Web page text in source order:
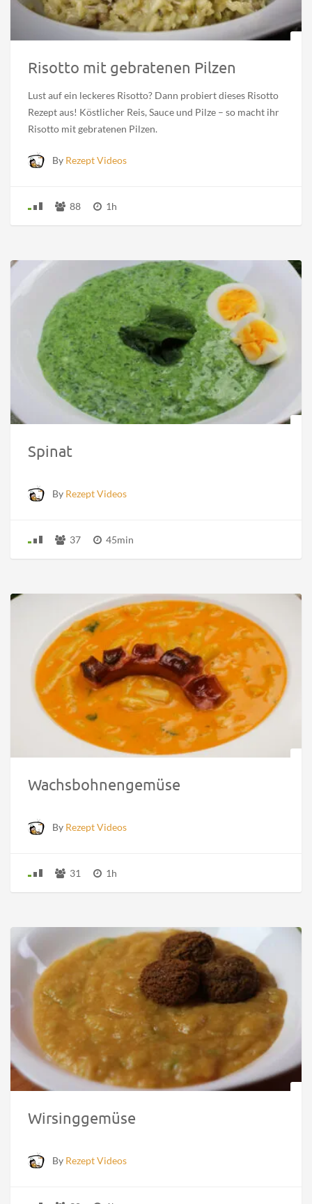
Risotto mit gebratenen Pilzen
Lust auf ein leckeres Risotto? Dann probiert dieses Risotto
Rezept aus! Köstlicher Reis, Sauce und Pilze – so macht ihr
Risotto mit gebratenen Pilzen.
By Rezept Videos
88 1h
Spinat
By Rezept Videos
37 45min
Wachsbohnengemüse
By Rezept Videos
31 1h
Wirsinggemüse
By Rezept Videos